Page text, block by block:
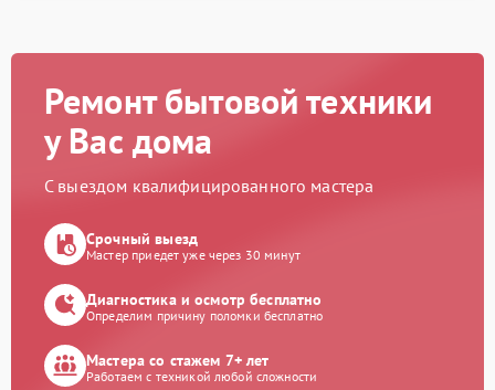
Ремонт бытовой техники
у Вас дома
С выездом квалифицированного мастера
Срочный выезд
Мастер приедет уже через 30 минут
Диагностика и осмотр бесплатно
Определим причину поломки бесплатно
Мастера со стажем 7+ лет
Работаем с техникой любой сложности